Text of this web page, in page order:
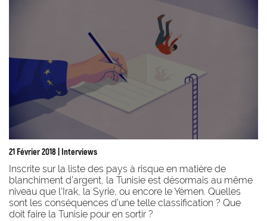
21 Février 2018 | Interviews
Inscrite sur la liste des pays à risque en matière de
blanchiment d’argent, la Tunisie est désormais au même
niveau que l’Irak, la Syrie, ou encore le Yémen. Quelles
sont les conséquences d’une telle classification ? Que
doit faire la Tunisie pour en sortir ?